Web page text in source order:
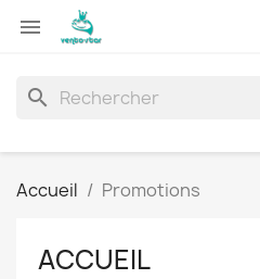

search
Accueil Promotions
ACCUEIL